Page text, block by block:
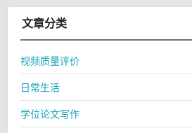
文章分类
视频质量评价
日常生活
学位论文写作